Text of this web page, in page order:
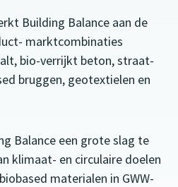
Building Balance aan de
marktcombinaties
bio-verrijkt beton, straat-
bruggen, geotextielen en
Balance een grote slag te
klimaat- en circulaire doelen
materialen in GWW-